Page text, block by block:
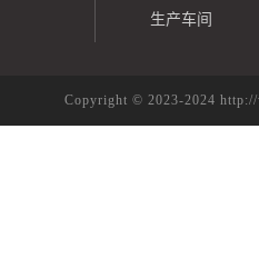
生产车间
Copyright © 2023-2024